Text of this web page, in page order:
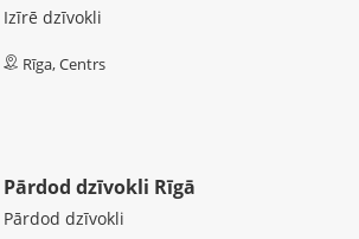
Izīrē dzīvokli
Rīga, Centrs
Pārdod dzīvokli Rīgā
Pārdod dzīvokli